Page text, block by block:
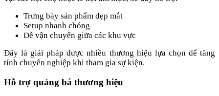
Trưng bày sản phẩm đẹp mắt
Setup nhanh chóng
Dễ vận chuyển giữa các khu vực
Đây là giải pháp được nhiều thương hiệu lựa chọn để tăng
tính chuyên nghiệp khi tham gia sự kiện.
Hỗ trợ quảng bá thương hiệu